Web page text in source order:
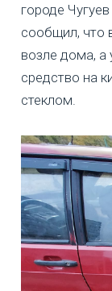
городе
сообщил, что
возле дома, а
средство на
стеклом.